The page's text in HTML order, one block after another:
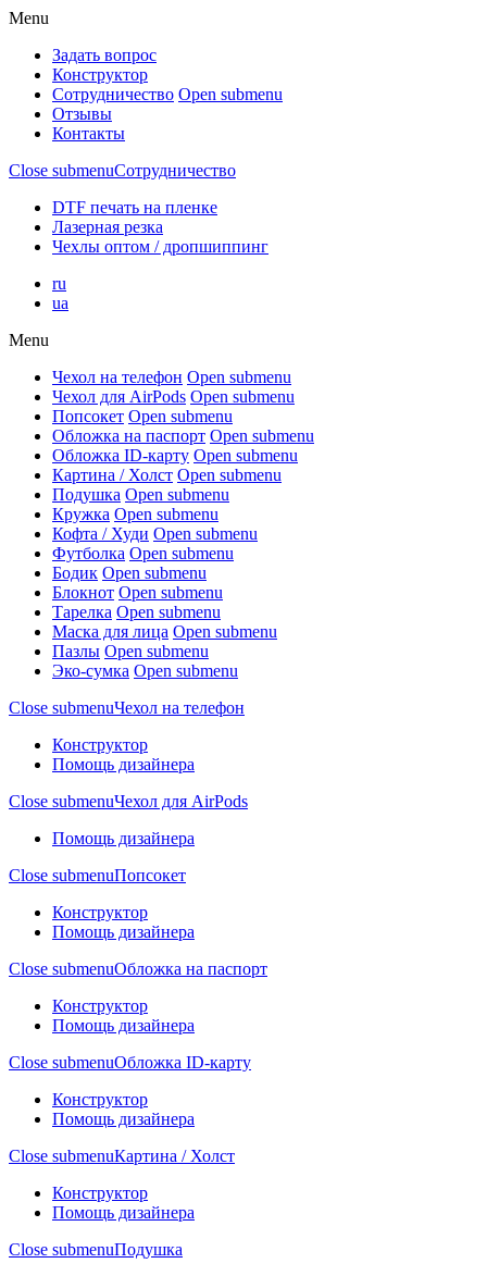
Menu
Задать вопрос
Конструктор
Сотрудничество Open submenu
Отзывы
Контакты
Close submenuСотрудничество
DTF печать на пленке
Лазерная резка
Чехлы оптом / дропшиппинг
ru
ua
Menu
Чехол на телефон Open submenu
Чехол для AirPods Open submenu
Попсокет Open submenu
Обложка на паспорт Open submenu
Обложка ID-карту Open submenu
Картина / Холст Open submenu
Подушка Open submenu
Кружка Open submenu
Кофта / Худи Open submenu
Футболка Open submenu
Бодик Open submenu
Блокнот Open submenu
Тарелка Open submenu
Маска для лица Open submenu
Пазлы Open submenu
Эко-сумка Open submenu
Close submenuЧехол на телефон
Конструктор
Помощь дизайнера
Close submenuЧехол для AirPods
Помощь дизайнера
Close submenuПопсокет
Конструктор
Помощь дизайнера
Close submenuОбложка на паспорт
Конструктор
Помощь дизайнера
Close submenuОбложка ID-карту
Конструктор
Помощь дизайнера
Close submenuКартина / Холст
Конструктор
Помощь дизайнера
Close submenuПодушка